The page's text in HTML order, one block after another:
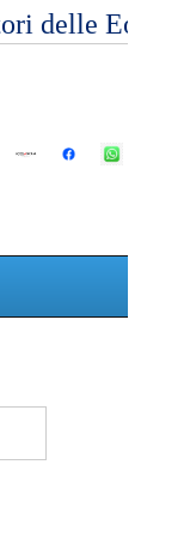
delle